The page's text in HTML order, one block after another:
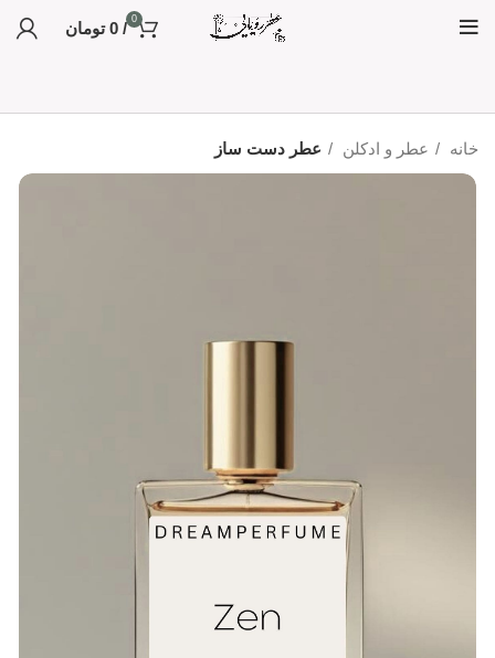
0
/
0 تومان
خانه عطر و ادکلن عطر دست ساز